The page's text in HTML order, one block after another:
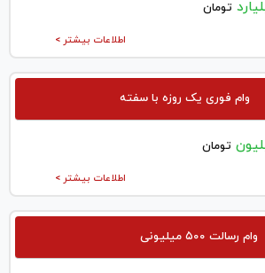
تومان
اطلاعات بیشتر >
وام فوری یک روزه با سفته
تومان
اطلاعات بیشتر >
وام رسالت ۵۰۰ میلیونی